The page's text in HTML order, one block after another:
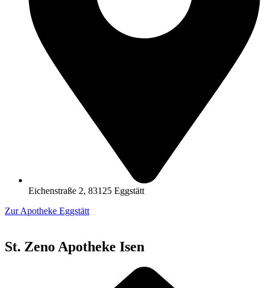
Eichenstraße 2, 83125 Eggstätt
Zur Apotheke Eggstätt
St. Zeno Apotheke Isen